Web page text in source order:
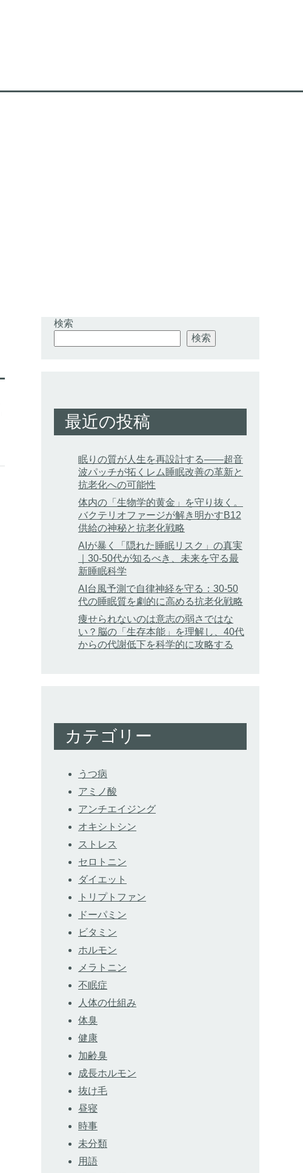
検索
検索
最近の投稿
眠りの質が人生を再設計する——超音
波パッチが拓くレム睡眠改善の革新と
抗老化への可能性
体内の「生物学的黄金」を守り抜く。
バクテリオファージが解き明かすB12
供給の神秘と抗老化戦略
AIが暴く「隠れた睡眠リスク」の真実
｜30-50代が知るべき、未来を守る最
新睡眠科学
AI台風予測で自律神経を守る：30-50
代の睡眠質を劇的に高める抗老化戦略
痩せられないのは意志の弱さではな
い？脳の「生存本能」を理解し、40代
からの代謝低下を科学的に攻略する
カテゴリー
うつ病
アミノ酸
アンチエイジング
オキシトシン
ストレス
セロトニン
ダイエット
トリプトファン
ドーパミン
ビタミン
ホルモン
メラトニン
不眠症
人体の仕組み
体臭
健康
加齢臭
成長ホルモン
抜け毛
昼寝
時事
未分類
用語